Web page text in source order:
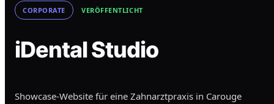
CORPORATE VERÖFFENTLICHT
iDental Studio
Showcase-Website für eine Zahnarztpraxis in Carouge